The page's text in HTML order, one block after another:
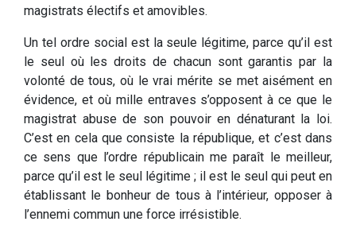
magistrats électifs et amovibles.
Un tel ordre social est la seule légitime, parce qu’il est
le seul où les droits de chacun sont garantis par la
volonté de tous, où le vrai mérite se met aisément en
évidence, et où mille entraves s’opposent à ce que le
magistrat abuse de son pouvoir en dénaturant la loi.
C’est en cela que consiste la république, et c’est dans
ce sens que l’ordre républicain me paraît le meilleur,
parce qu’il est le seul légitime ; il est le seul qui peut en
établissant le bonheur de tous à l’intérieur, opposer à
l’ennemi commun une force irrésistible.